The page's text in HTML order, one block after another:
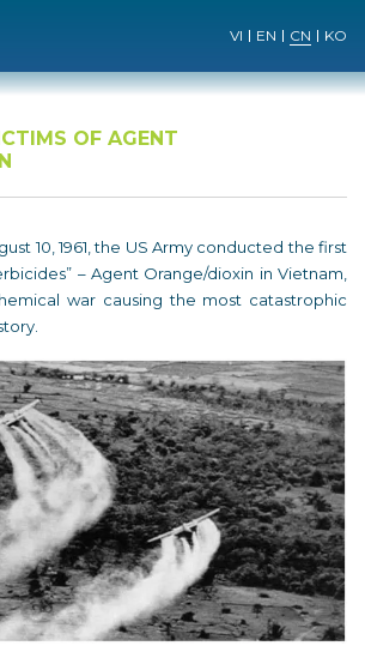
VI EN CN KO
OF AGENT
10, 1961, the US Army conducted the first
– Agent Orange/dioxin in Vietnam,
war causing the most catastrophic